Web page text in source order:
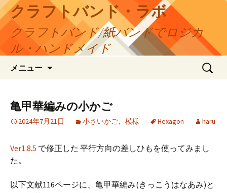
コ
ン
テ
ツ
ス
クラフトバンド・ラボ
クラフトバンド/紙バンドでロジカ
ル・ハンドメイド
メニュー
検
索:
亀甲華編みの小かご
2024年7月21日 小さいかご、 模様 Hexagon haru
Ver1.8.5 で修正した 平行方向の差しひもを使ってみまし
た。
以下文献116ページに、亀甲華編み(きっこうはなあみ)と